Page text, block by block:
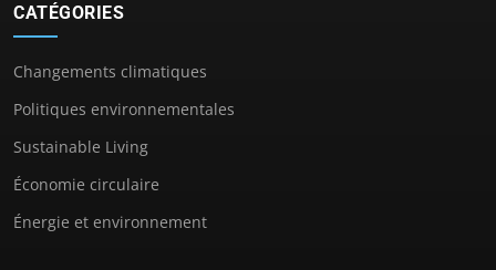
CATÉGORIES
Changements climatiques
Politiques environnementales
Sustainable Living
Économie circulaire
Énergie et environnement